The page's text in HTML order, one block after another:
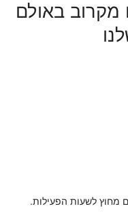
מקרוב באולם
מחוץ לשעות הפעילות.